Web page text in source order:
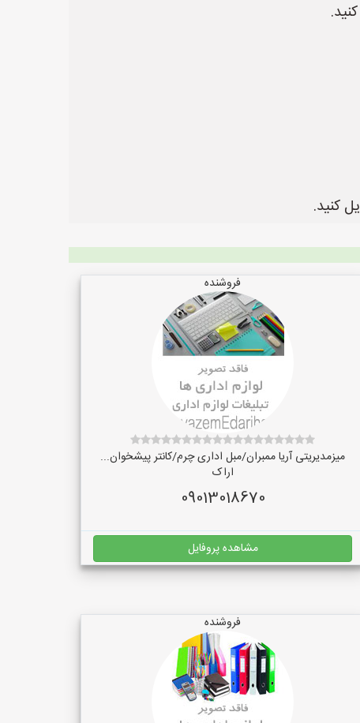
کنید.
فروشنده
میزمدیریتی آریا ممبران/مبل اداری چرم/کانتر پیشخوان...
اراک
09013018670
مشاهده پروفایل
فروشنده